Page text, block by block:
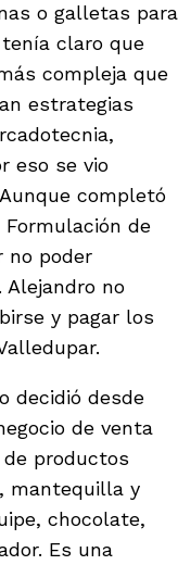
o galletas para
claro que
compleja que
estrategias
eso se vio
completó
de
no poder
. Alejandro no
y pagar los
decidió desde
de venta
productos
mantequilla y
chocolate,
Es una